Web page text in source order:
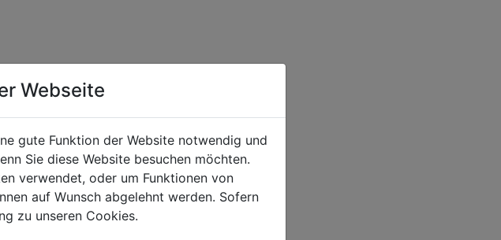
Webseite
gute Funktion der Website notwendig und
Sie diese Website besuchen möchten.
verwendet, oder um Funktionen von
auf Wunsch abgelehnt werden. Sofern
zu unseren Cookies.